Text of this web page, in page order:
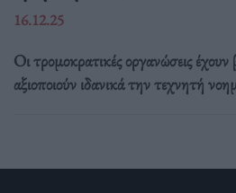
16.12.25
Οι τρομοκρατικές οργανώσεις
αξιοποιούν ιδανικά την τεχνητή